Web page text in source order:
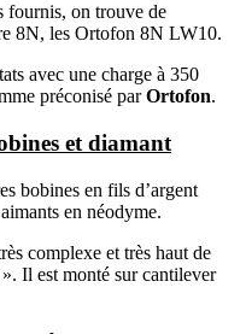
fournis, on trouve de
8N, les Ortofon 8N LW10.
avec une charge à 350
préconisé parOrtofon.
et diamant
bobines en fils d’argent
en néodyme.
complexe et très haut de
Il est monté sur cantilever